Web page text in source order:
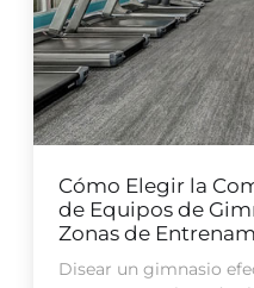
Cómo Elegir la
de Equipos de
Zonas de
Disear un gimnasio